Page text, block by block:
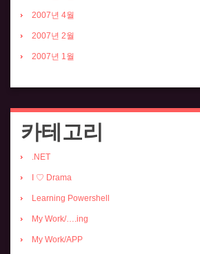
2007년 4월
2007년 2월
2007년 1월
카테고리
.NET
I ♡ Drama
Learning Powershell
My Work/….ing
My Work/APP